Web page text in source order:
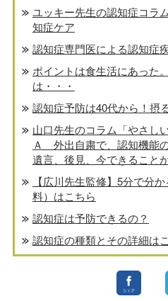
ユッキー先生の認知症コラ
知症ケア
認知症専門医による認知症
ポイントは食生活にあった
は・・・
認知症予防は40代から！摂
山口先生のコラム「やさし
Ａ 外出自粛で、認知機能
遺言、後見、今できること
【広川先生監修】5分で分
料）はこちら
認知症は予防できるの？
認知症の種類とその詳細は